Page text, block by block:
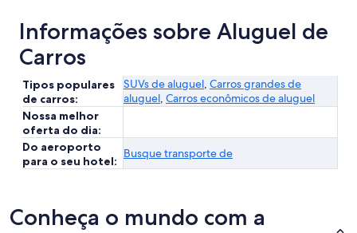
Informações sobre Aluguel de
Carros
Tipos populares
de carros:
SUVs de aluguel, Carros grandes de
aluguel, Carros econômicos de aluguel
Nossa melhor
oferta do dia:
Do aeroporto
para o seu hotel:
Busque transporte de
Conheça o mundo com a